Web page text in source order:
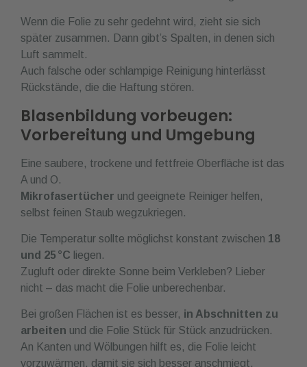
Wenn die Folie zu sehr gedehnt wird, zieht sie sich
später zusammen. Dann gibt’s Spalten, in denen sich
Luft sammelt.
Auch falsche oder schlampige Reinigung hinterlässt
Rückstände, die die Haftung stören.
Blasenbildung vorbeugen:
Vorbereitung und Umgebung
Eine saubere, trockene und fettfreie Oberfläche ist das
A und O.
Mikrofasertücher und geeignete Reiniger helfen,
selbst feinen Staub wegzukriegen.
Die Temperatur sollte möglichst konstant zwischen 18
und 25 °C liegen.
Zugluft oder direkte Sonne beim Verkleben? Lieber
nicht – das macht die Folie unberechenbar.
Bei großen Flächen ist es besser, in Abschnitten zu
arbeiten und die Folie Stück für Stück anzudrücken.
An Kanten und Wölbungen hilft es, die Folie leicht
vorzuwärmen, damit sie sich besser anschmiegt.